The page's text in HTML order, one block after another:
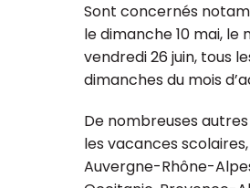
Sont concernés
le dimanche 10 mai, le
vendredi 26 juin, tous
dimanches du mois
De nombreuses
les vacances
Auvergne-Rhône-